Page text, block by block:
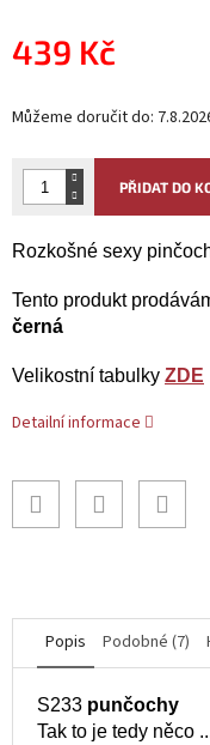
439 Kč
cena:
Můžeme doručit do:
PŘIDAT DO
Rozkošné sexy
Tento produkt
černá
Velikostní tabulky ZDE
Detailní informace
Popis Podobné (7)
S233 punčochy
Tak to je tedy něco